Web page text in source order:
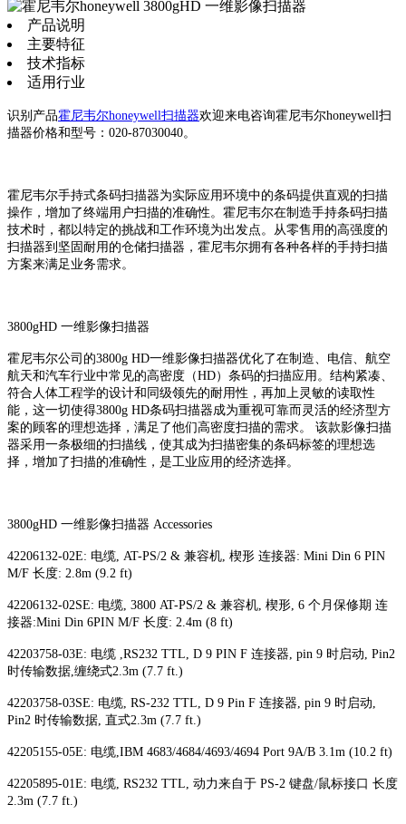
产品说明
主要特征
技术指标
适用行业
识别产品霍尼韦尔honeywell扫描器欢迎来电咨询霍尼韦尔honeywell扫
描器价格和型号：020-87030040。
霍尼韦尔手持式条码扫描器为实际应用环境中的条码提供直观的扫描
操作，增加了终端用户扫描的准确性。霍尼韦尔在制造手持条码扫描
技术时，都以特定的挑战和工作环境为出发点。从零售用的高强度的
扫描器到坚固耐用的仓储扫描器，霍尼韦尔拥有各种各样的手持扫描
方案来满足业务需求。
3800gHD 一维影像扫描器
霍尼韦尔公司的3800g HD一维影像扫描器优化了在制造、电信、航空
航天和汽车行业中常见的高密度（HD）条码的扫描应用。结构紧凑、
符合人体工程学的设计和同级领先的耐用性，再加上灵敏的读取性
能，这一切使得3800g HD条码扫描器成为重视可靠而灵活的经济型方
案的顾客的理想选择，满足了他们高密度扫描的需求。 该款影像扫描
器采用一条极细的扫描线，使其成为扫描密集的条码标签的理想选
择，增加了扫描的准确性，是工业应用的经济选择。
3800gHD 一维影像扫描器 Accessories
42206132-02E: 电缆, AT-PS/2 & 兼容机, 楔形 连接器: Mini Din 6 PIN
M/F 长度: 2.8m (9.2 ft)
42206132-02SE: 电缆, 3800 AT-PS/2 & 兼容机, 楔形, 6 个月保修期 连
接器:Mini Din 6PIN M/F 长度: 2.4m (8 ft)
42203758-03E: 电缆 ,RS232 TTL, D 9 PIN F 连接器, pin 9 时启动, Pin2
时传输数据,缠绕式2.3m (7.7 ft.)
42203758-03SE: 电缆, RS-232 TTL, D 9 Pin F 连接器, pin 9 时启动,
Pin2 时传输数据, 直式2.3m (7.7 ft.)
42205155-05E: 电缆,IBM 4683/4684/4693/4694 Port 9A/B 3.1m (10.2 ft)
42205895-01E: 电缆, RS232 TTL, 动力来自于 PS-2 键盘/鼠标接口 长度
2.3m (7.7 ft.)